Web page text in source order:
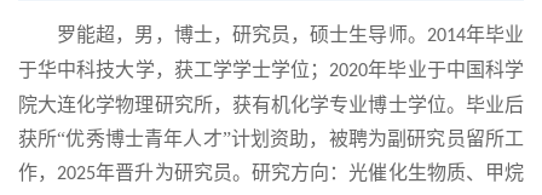
罗能超，男，博士，研究员，硕士生导师。 2014年毕业
于华中科技大学，获工学学士学位； 2020年毕业于中国科学
院大连化学物理研究所，获有机化学专业博士学位。毕业后
获所“优秀博士青年人才”计划资助，被聘为副研究员留所工
作， 2025年晋升为研究员。研究方向：光催化生物质、甲烷